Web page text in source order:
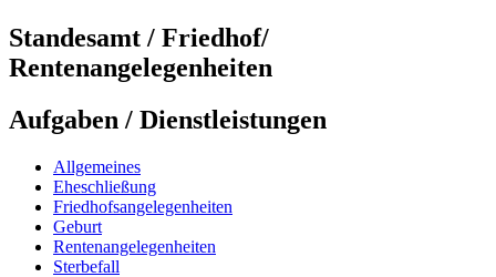
Standesamt / Friedhof/
Rentenangelegenheiten
Aufgaben / Dienstleistungen
Allgemeines
Eheschließung
Friedhofsangelegenheiten
Geburt
Rentenangelegenheiten
Sterbefall